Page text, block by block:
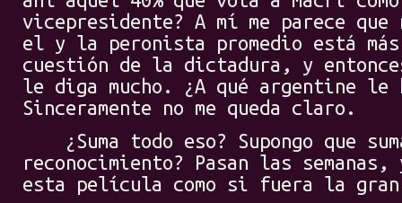
vicepresidente? A mí me parece que
el y la peronista promedio está
cuestión de la dictadura, y
le diga mucho. ¿A qué argentine
Sinceramente no me queda claro.
¿Suma todo eso? Supongo que
reconocimiento? Pasan las semanas,
esta película como si fuera la